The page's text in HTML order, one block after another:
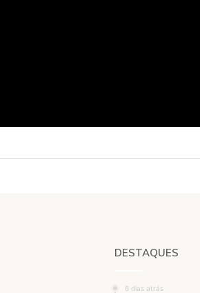
DESTAQUES
6 dias atrás